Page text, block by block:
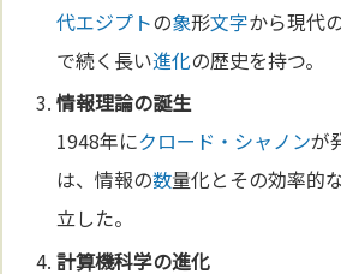
代エジプトの象形文字から現代
で続く長い進化の歴史を持つ。
情報理論の誕生
1948年にクロード・シャノンが
は、情報の数量化とその効率的
立した。
計算機科学の進化